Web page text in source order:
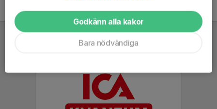
Godkänn alla kakor
Bara nödvändiga